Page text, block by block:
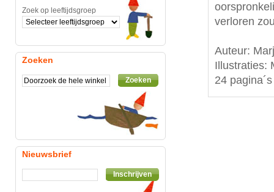
verloren
Auteur:
Illustraties:
24 pagina´s
Zoek op leeftijdsgroep
Zoeken
Zoeken
Nieuwsbrief
Inschrijven